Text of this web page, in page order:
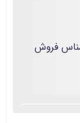
فروش